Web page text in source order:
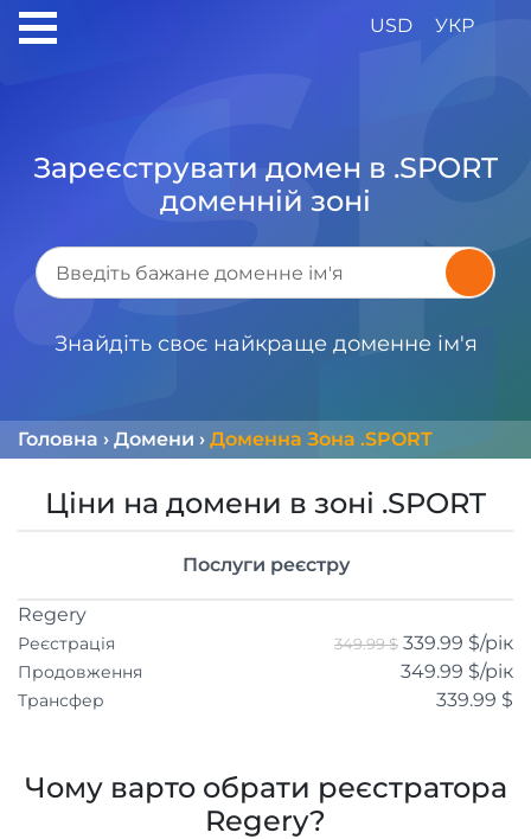
USD УКР
Зареєструвати домен в .SPORT
доменній зоні
Знайдіть своє найкраще доменне ім'я
Головна › Домени › Доменна Зона .SPORT
Ціни на домени в зоні .SPORT
Послуги реєстру
Regery
Реєстрація 349.99 $ 339.99 $/рік
Продовження 349.99 $/рік
Трансфер 339.99 $
Чому варто обрати реєстратора
Regery?